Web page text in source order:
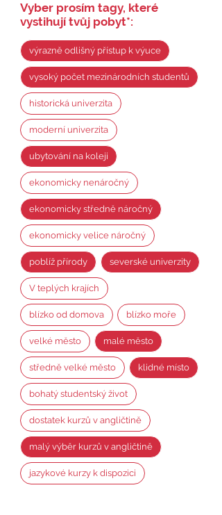
Vyber prosím tagy, které
vystihují tvůj pobyt*:
výrazně odlišný přístup k výuce
vysoký počet mezinárodních studentů
historická univerzita
moderní univerzita
ubytování na koleji
ekonomicky nenáročný
ekonomicky středně náročný
ekonomicky velice náročný
poblíž přírody severské univerzity
V teplých krajích
blízko od domova blízko moře
velké město malé město
středně velké město klidné místo
bohatý studentský život
dostatek kurzů v angličtině
malý výběr kurzů v angličtině
jazykové kurzy k dispozici